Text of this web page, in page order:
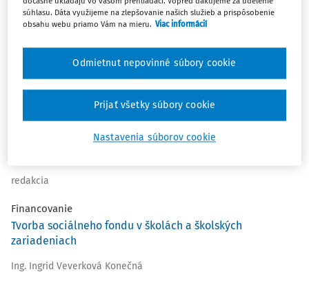
Mgr. Peter Lengyel PhD.
Nie je nezvyčajné, že v deťoch aj po rokoch rezonujú spomienky.
Veselé zážitky a príhody stmeľujú kolektívy. Dobrá exkurzia, či
prílišnú upätosť na zameranie, organizáciu, bezpečnosť, alebo
kvôli tomu, že výlet berieme ako nutné zlo.
redakcia
Financovanie
Tvorba sociálneho fondu v školách a školských
zariadeniach
Ing. Ingrid Veverková Konečná
súhlasu. Dáta využijeme na zlepšovanie našich služieb a prispôsobenie
obsahu webu priamo Vám na mieru. Viac informácií
Nastavenia súborov cookie
Odmietnut nepovinné súbory cookie
Prijať všetky súbory cookie